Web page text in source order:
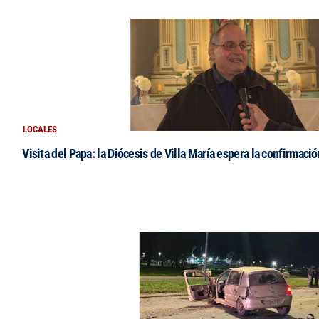
LOCALES
Visita del Papa: la Diócesis de Villa María espera la